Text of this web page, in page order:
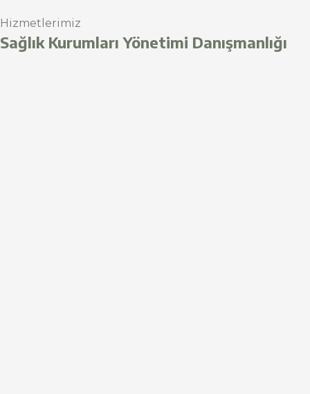
Hizmetlerimiz
Sağlık Kurumları Yönetimi Danışmanlığı